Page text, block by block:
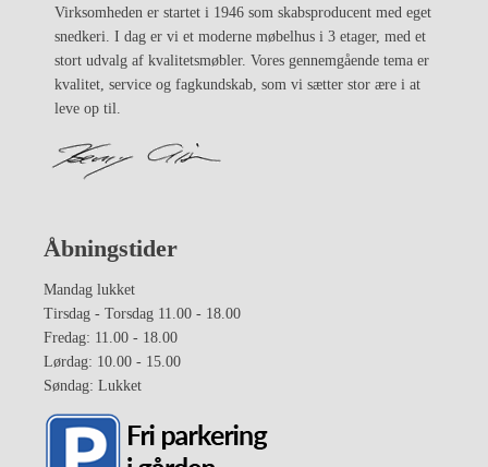
Virksomheden er startet i 1946 som skabsproducent med eget
snedkeri. I dag er vi et moderne møbelhus i 3 etager, med et
stort udvalg af kvalitetsmøbler. Vores gennemgående tema er
kvalitet, service og fagkundskab, som vi sætter stor ære i at
leve op til.
Åbningstider
Mandag lukket
Tirsdag - Torsdag 11.00 - 18.00
Fredag: 11.00 - 18.00
Lørdag: 10.00 - 15.00
Søndag: Lukket